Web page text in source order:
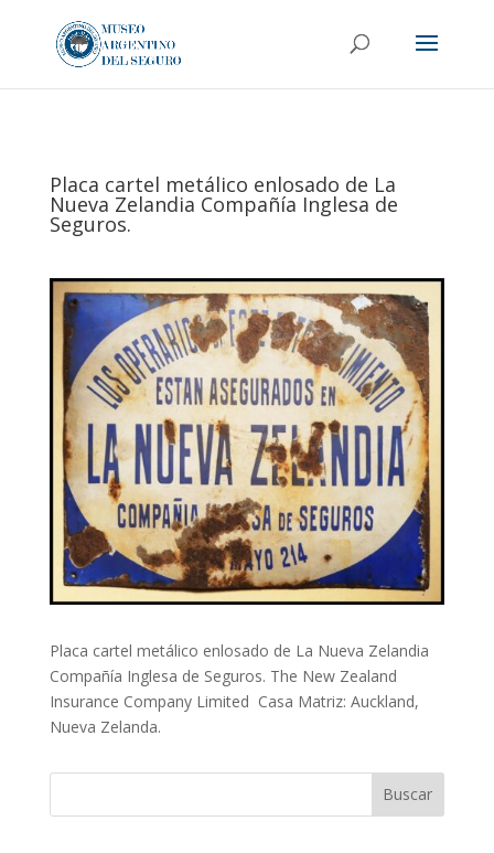
Placa cartel metálico enlosado de La
Nueva Zelandia Compañía Inglesa de
Seguros.
Placa cartel metálico enlosado de La Nueva Zelandia
Compañía Inglesa de Seguros. The New Zealand
Insurance Company Limited Casa Matriz: Auckland,
Nueva Zelanda.